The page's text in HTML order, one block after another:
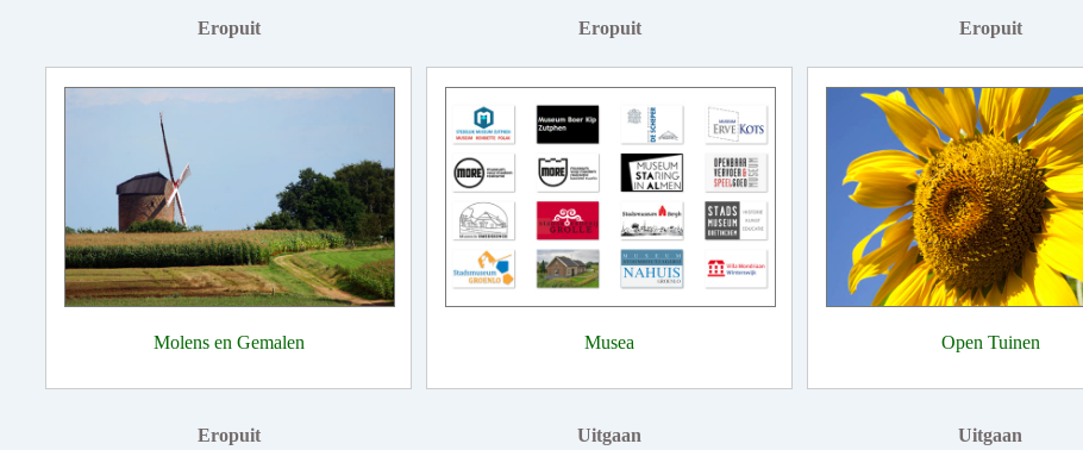
Eropuit
Molens en Gemalen
Eropuit
Musea
Eropuit
Open Tuinen
Eropuit Uitgaan Uitgaan